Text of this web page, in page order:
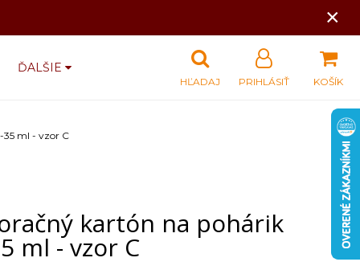
×
ĎALŠIE
KOŠÍK
PRIHLÁSIŤ
HĽADAJ
ml - vzor C
kartón na pohárik
ml - vzor C